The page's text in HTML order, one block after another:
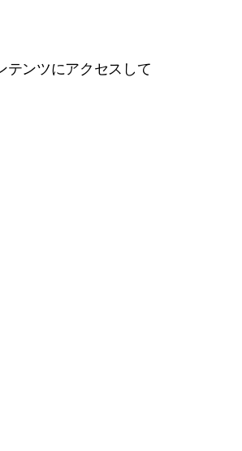
テンツにアクセスして